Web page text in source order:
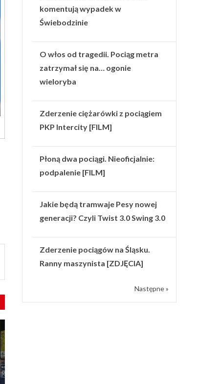
komentują wypadek w
Świebodzinie
O włos od tragedii. Pociąg metra
zatrzymał się na… ogonie
wieloryba
Zderzenie ciężarówki z pociągiem
PKP Intercity [FILM]
Płoną dwa pociągi. Nieoficjalnie:
podpalenie [FILM]
Jakie będą tramwaje Pesy nowej
generacji? Czyli Twist 3.0 Swing 3.0
Zderzenie pociągów na Śląsku.
Ranny maszynista [ZDJĘCIA]
Następne »